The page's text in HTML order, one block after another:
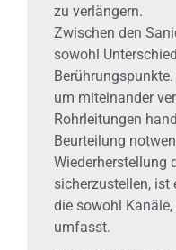
zu verlängern.
Zwischen den
sowohl
um miteinander
Rohrleitungen
Beurteilung
Wiederherstellung
sicherzustellen, ist
die sowohl
umfasst.